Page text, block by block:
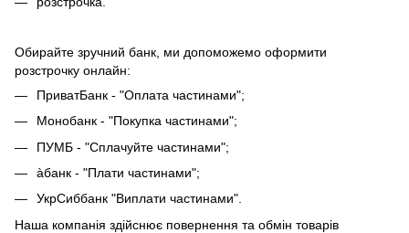
Обирайте зручний банк, ми допоможемо оформити
розстрочку онлайн:
ПриватБанк - "Оплата частинами";
Монобанк - "Покупка частинами";
ПУМБ - "Сплачуйте частинами";
àбанк - "Плати частинами";
УкрСиббанк "Виплати частинами".
Наша компанія здійснює повернення та обмін товарів